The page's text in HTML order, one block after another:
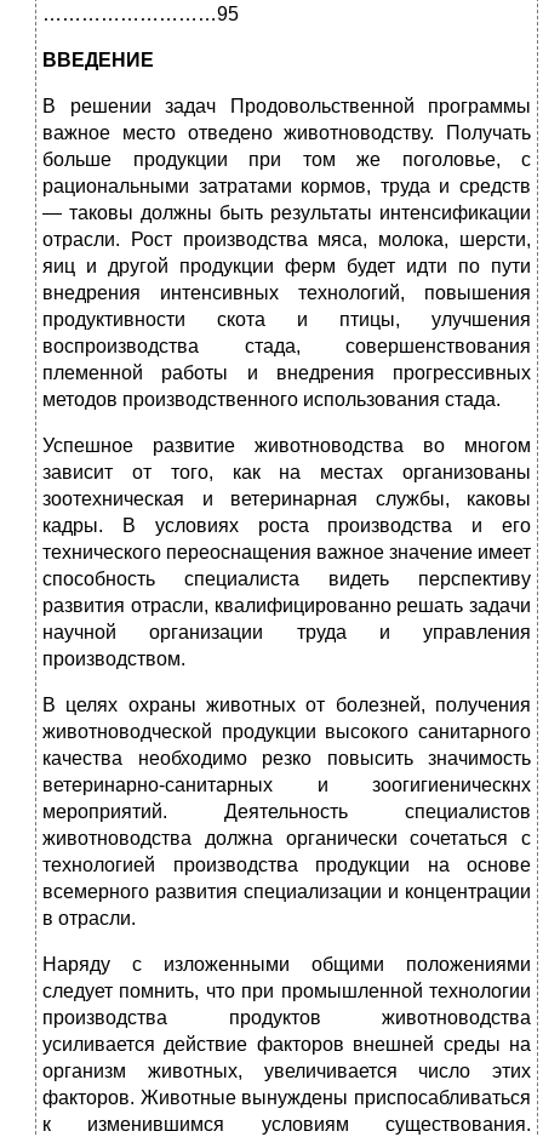
………………………95
ВВЕДЕНИЕ
В решении задач Продовольственной программы
важное место отведено животноводству. Получать
больше продукции при том же поголовье, с
рациональными затратами кормов, труда и средств
— таковы должны быть результаты интенсификации
отрасли. Рост производства мяса, молока, шерсти,
яиц и другой продукции ферм будет идти по пути
внедрения интенсивных технологий, повышения
продуктивности скота и птицы, улучшения
воспроизводства стада, совершенствования
племенной работы и внедрения прогрессивных
методов производственного использования стада.
Успешное развитие животноводства во многом
зависит от того, как на местах организованы
зоотехническая и ветеринарная службы, каковы
кадры. В условиях роста производства и его
технического переоснащения важное значение имеет
способность специалиста видеть перспективу
развития отрасли, квалифицированно решать задачи
научной организации труда и управления
производством.
В целях охраны животных от болезней, получения
животноводческой продукции высокого санитарного
качества необходимо резко повысить значимость
ветеринарно-санитарных и зоогигиеническнх
мероприятий. Деятельность специалистов
животноводства должна органически сочетаться с
технологией производства продукции на основе
всемерного развития специализации и концентрации
в отрасли.
Наряду с изложенными общими положениями
следует помнить, что при промышленной технологии
производства продуктов животноводства
усиливается действие факторов внешней среды на
организм животных, увеличивается число этих
факторов. Животные вынуждены приспосабливаться
к изменившимся условиям существования.